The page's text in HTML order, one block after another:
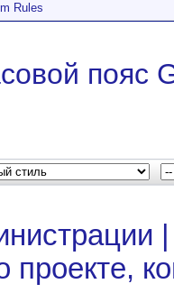
Rules
пояс
проекте,